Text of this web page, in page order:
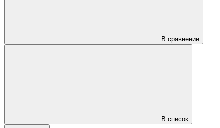
В сравнение
В список